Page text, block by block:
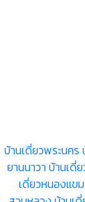
บ้านเดี่ยวพระนคร
ยานนาวา บ้านเดี่
เดี่ยวหนองแขม